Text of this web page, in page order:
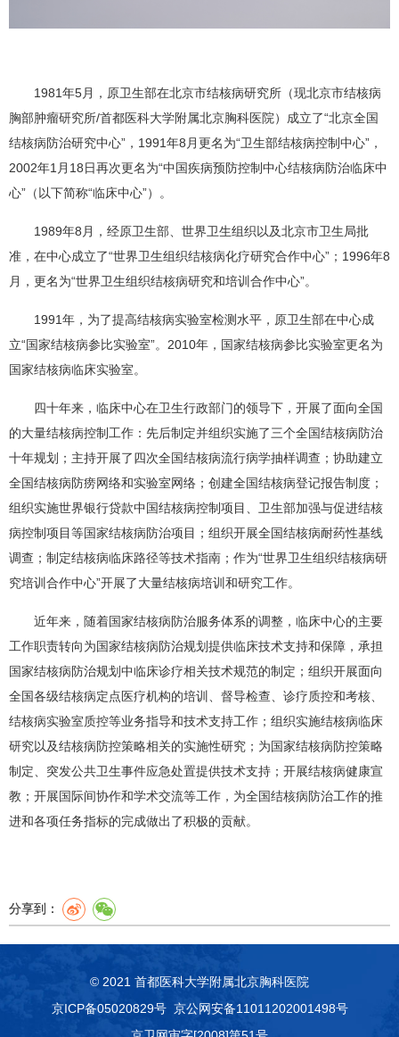
1981年5月，原卫生部在北京市结核病研究所（现北京市结核病
胸部肿瘤研究所/首都医科大学附属北京胸科医院）成立了“北京全国
结核病防治研究中心”，1991年8月更名为“卫生部结核病控制中心”，
2002年1月18日再次更名为“中国疾病预防控制中心结核病防治临床中
心”（以下简称“临床中心”）。
1989年8月，经原卫生部、世界卫生组织以及北京市卫生局批
准，在中心成立了“世界卫生组织结核病化疗研究合作中心”；1996年8
月，更名为“世界卫生组织结核病研究和培训合作中心”。
1991年，为了提高结核病实验室检测水平，原卫生部在中心成
立“国家结核病参比实验室”。2010年，国家结核病参比实验室更名为
国家结核病临床实验室。
四十年来，临床中心在卫生行政部门的领导下，开展了面向全国
的大量结核病控制工作：先后制定并组织实施了三个全国结核病防治
十年规划；主持开展了四次全国结核病流行病学抽样调查；协助建立
全国结核病防痨网络和实验室网络；创建全国结核病登记报告制度；
组织实施世界银行贷款中国结核病控制项目、卫生部加强与促进结核
病控制项目等国家结核病防治项目；组织开展全国结核病耐药性基线
调查；制定结核病临床路径等技术指南；作为“世界卫生组织结核病研
究培训合作中心”开展了大量结核病培训和研究工作。
近年来，随着国家结核病防治服务体系的调整，临床中心的主要
工作职责转向为国家结核病防治规划提供临床技术支持和保障，承担
国家结核病防治规划中临床诊疗相关技术规范的制定；组织开展面向
全国各级结核病定点医疗机构的培训、督导检查、诊疗质控和考核、
结核病实验室质控等业务指导和技术支持工作；组织实施结核病临床
研究以及结核病防控策略相关的实施性研究；为国家结核病防控策略
制定、突发公共卫生事件应急处置提供技术支持；开展结核病健康宣
教；开展国际间协作和学术交流等工作，为全国结核病防治工作的推
进和各项任务指标的完成做出了积极的贡献。
分享到：
© 2021 首都医科大学附属北京胸科医院
京ICP备05020829号京公网安备11011202001498号